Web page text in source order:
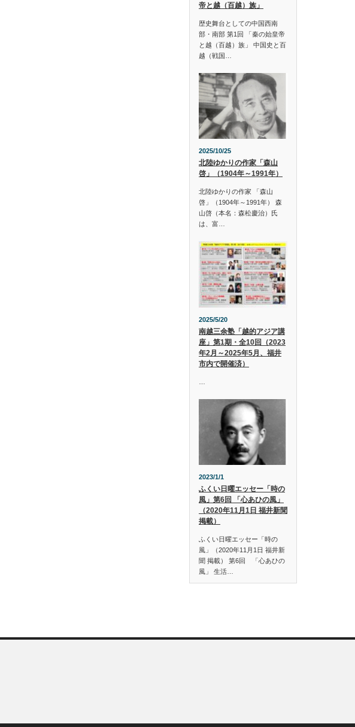
帝と越（百越）族」
歴史舞台としての中国西南
部・南部 第1回 「秦の始皇帝
と越（百越）族」 中国史と百
越（戦国…
2025/10/25
北陸ゆかりの作家「森山
啓」（1904年～1991年）
北陸ゆかりの作家 「森山
啓」（1904年～1991年） 森
山啓（本名：森松慶治）氏
は、富…
2025/5/20
南越三余塾「越的アジア講
座」第1期・全10回（2023
年2月～2025年5月、福井
市内で開催済）
2023/1/1
ふくい日曜エッセー「時の
風」第6回 「心あひの風」
（2020年11月1日 福井新聞
掲載）
ふくい日曜エッセー「時の
風」（2020年11月1日 福井新
聞 掲載） 第6回 「心あひの
風」 生活…